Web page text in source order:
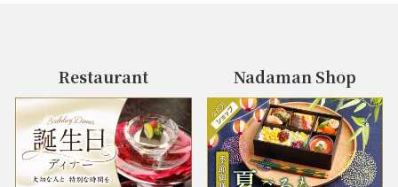
Restaurant Nadaman Shop